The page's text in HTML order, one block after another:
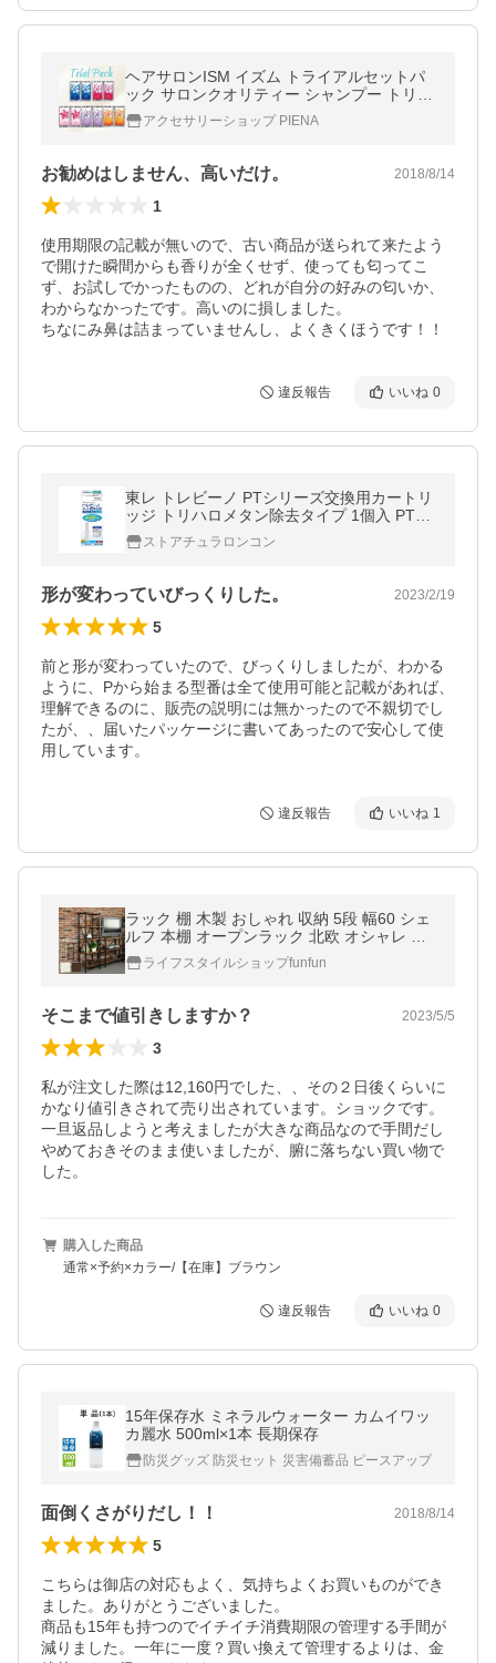
ヘアサロンISM イズム トライアルセットパ
ック サロンクオリティー シャンプー トリー
トメント
アクセサリーショップ PIENA
お勧めはしません、高いだけ。 2018/8/14
1
使用期限の記載が無いので、古い商品が送られて来たよう
で開けた瞬間からも香りが全くせず、使っても匂ってこ
ず、お試しでかったものの、どれが自分の好みの匂いか、
わからなかったです。高いのに損しました。
ちなにみ鼻は詰まっていませんし、よくきくほうです！！
違反報告 いいね 0
東レ トレビーノ PTシリーズ交換用カートリ
ッジ トリハロメタン除去タイプ 1個入 PTC.
FJ ストアチュラロンコン
形が変わっていびっくりした。 2023/2/19
5
前と形が変わっていたので、びっくりしましたが、わかる
ように、Pから始まる型番は全て使用可能と記載があれば、
理解できるのに、販売の説明には無かったので不親切でし
たが、、届いたパッケージに書いてあったので安心して使
違反報告 いいね 1
ラック 棚 木製 おしゃれ 収納 5段 幅60 シェ
ルフ 本棚 オープンラック 北欧 オシャレ シ
ンプル VEGA 新生活 転倒防止 地震対策
ライフスタイルショップfunfun
そこまで値引きしますか？ 2023/5/5
3
私が注文した際は12,160円でした、、その２日後くらいに
かなり値引きされて売り出されています。ショックです。
一旦返品しようと考えましたが大きな商品なので手間だし
やめておきそのまま使いましたが、腑に落ちない買い物で
した。
購入した商品
通常×予約×カラー/【在庫】ブラウン
違反報告 いいね 0
15年保存水 ミネラルウォーター カムイワッ
カ麗水 500ml×1本 長期保存
防災グッズ 防災セット 災害備蓄品 ピースアップ
面倒くさがりだし！！ 2018/8/14
5
こちらは御店の対応もよく、気持ちよくお買いものができ
ました。ありがとうございました。
商品も15年も持つのでイチイチ消費期限の管理する手間が
減りました。一年に一度？買い換えて管理するよりは、金